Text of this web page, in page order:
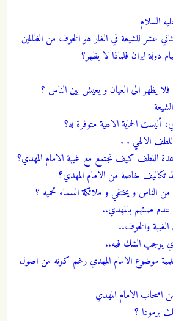
السلام
عشر للشيعة في الغار هو الخوف من الظالمين
ايران فلماذا لا يظهر؟
فلا يظهر الى العيان و يعيش بين الناس ؟
أليست الحماية الالهية متوفرة له؟
الالهي . .
اللطف كيف تجتمع مع غيبة الامام المهدي؟
خاصة من الامام المهدي؟
من الناس و يختفي و ملائكة السماء تحميه ؟
صلتهم بالمهدي..
الغيبة والخوف..
يوجب الشك فيه..
موضوع الامام المهدي رغم كونه من اصول
اصحاب الامام المهدي
برمودا ؟